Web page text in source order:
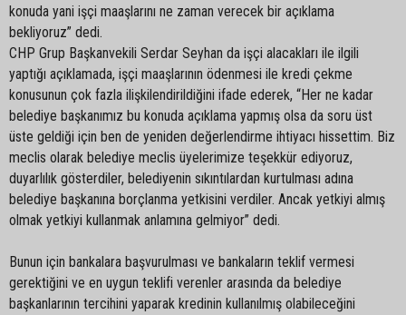
konuda yani işçi maaşlarını ne zaman verecek bir açıklama
bekliyoruz” dedi.
CHP Grup Başkanvekili Serdar Seyhan da işçi alacakları ile ilgili
yaptığı açıklamada, işçi maaşlarının ödenmesi ile kredi çekme
konusunun çok fazla ilişkilendirildiğini ifade ederek, “Her ne kadar
belediye başkanımız bu konuda açıklama yapmış olsa da soru üst
üste geldiği için ben de yeniden değerlendirme ihtiyacı hissettim. Biz
meclis olarak belediye meclis üyelerimize teşekkür ediyoruz,
duyarlılık gösterdiler, belediyenin sıkıntılardan kurtulması adına
belediye başkanına borçlanma yetkisini verdiler. Ancak yetkiyi almış
olmak yetkiyi kullanmak anlamına gelmiyor” dedi.
Bunun için bankalara başvurulması ve bankaların teklif vermesi
gerektiğini ve en uygun teklifi verenler arasında da belediye
başkanlarının tercihini yaparak kredinin kullanılmış olabileceğini